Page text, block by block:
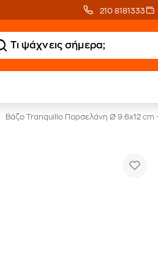
210 8181333
Βάζο Tranquillo Πορσελάνη Ø 9.6x12 cm